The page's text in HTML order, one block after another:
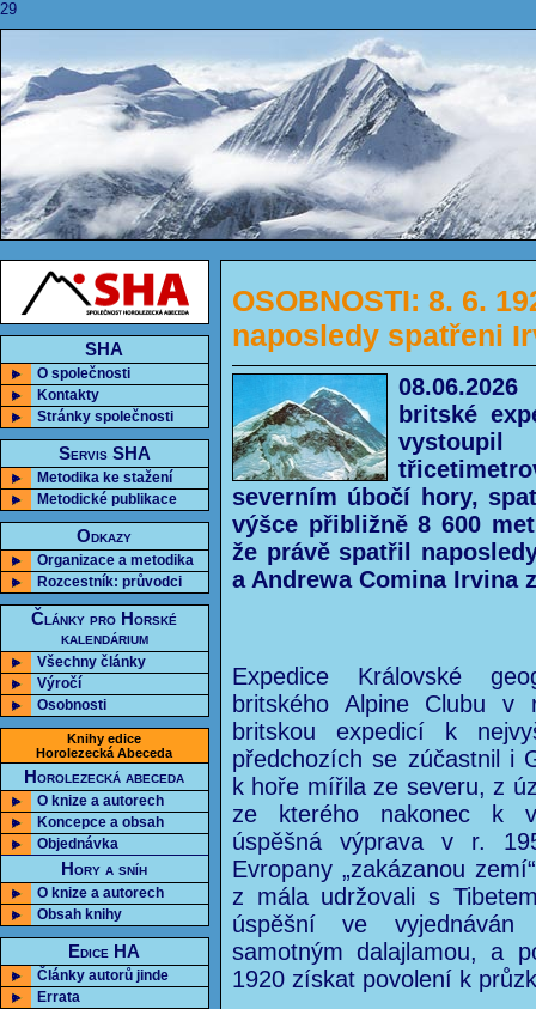
29
SHA
O společnosti
Kontakty
Stránky společnosti
Servis SHA
Metodika ke stažení
Metodické publikace
Odkazy
Organizace a metodika
Rozcestník: průvodci
Články pro Horské
kalendárium
Všechny články
Výročí
Osobnosti
Knihy edice
Horolezecká Abeceda
Horolezecká abeceda
O knize a autorech
Koncepce a obsah
Objednávka
Hory a sníh
O knize a autorech
Obsah knihy
Edice HA
Články autorů jinde
Errata
OSOBNOSTI: 8. 6.
naposledy spatřeni
britské
vystoupil
severním úbočí hory,
výšce přibližně 8 600
že právě spatřil
a Andrewa Comina Irvina
Expedice Královské
britského Alpine Clubu
britskou expedicí k
předchozích se zúčastnil i
k hoře mířila ze severu, z
ze kterého nakonec k
úspěšná výprava v r.
Evropany „zakázanou
z mála udržovali s
úspěšní ve
samotným dalajlamou, a
1920 získat povolení k